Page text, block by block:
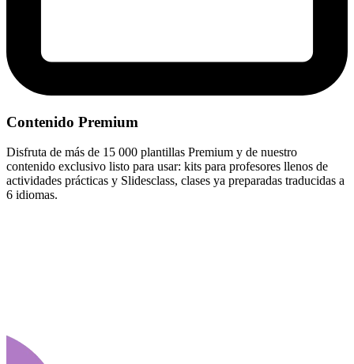
Contenido Premium
Disfruta de más de 15 000 plantillas Premium y de nuestro
contenido exclusivo listo para usar: kits para profesores llenos de
actividades prácticas y Slidesclass, clases ya preparadas traducidas a
6 idiomas.